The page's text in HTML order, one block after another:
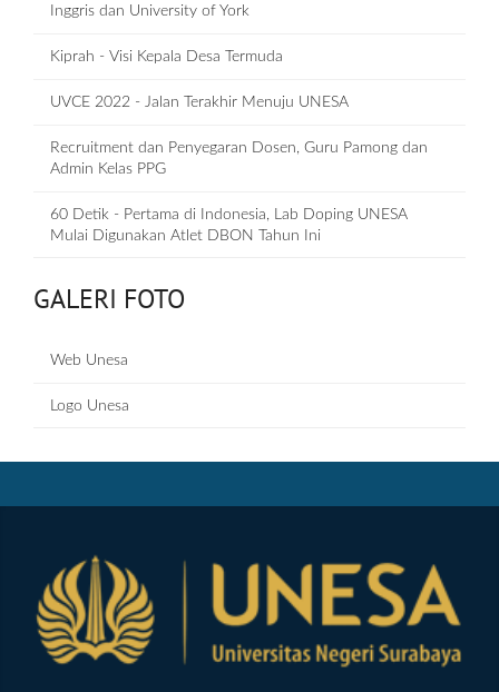
Inggris dan University of York
Kiprah - Visi Kepala Desa Termuda
UVCE 2022 - Jalan Terakhir Menuju UNESA
Recruitment dan Penyegaran Dosen, Guru Pamong dan
Admin Kelas PPG
60 Detik - Pertama di Indonesia, Lab Doping UNESA
Mulai Digunakan Atlet DBON Tahun Ini
GALERI FOTO
Web Unesa
Logo Unesa